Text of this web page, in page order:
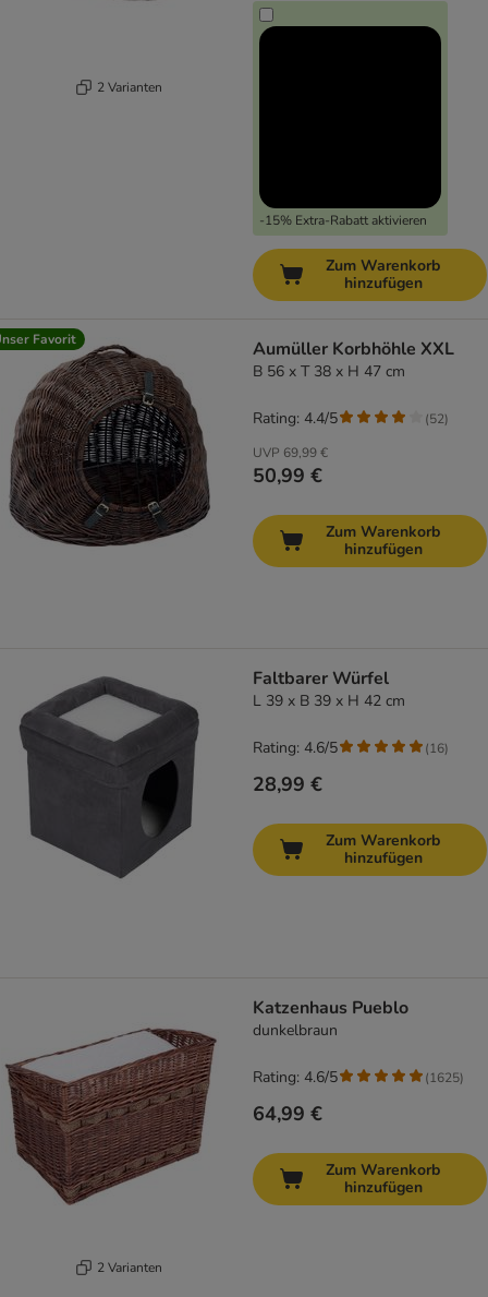
2 Varianten
-15% Extra-Rabatt aktivieren
Zum Warenkorb
hinzufügen
Favorit Aumüller Korbhöhle XXL
B 56 x T 38 x H 47 cm
UVP 69,99 €
50,99 €
Rating: 4.4/5 (52)
Zum Warenkorb
hinzufügen
Faltbarer Würfel
L 39 x B 39 x H 42 cm
28,99 €
Rating: 4.6/5 (16)
Zum Warenkorb
hinzufügen
2 Varianten
Katzenhaus Pueblo
dunkelbraun
64,99 €
Rating: 4.6/5 (1625)
Zum Warenkorb
hinzufügen